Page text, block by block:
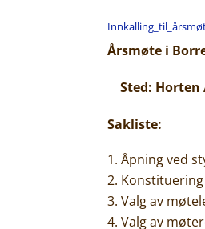
Årsmøte i
Sted: Horten
Sakliste:
Åpning ved
Valg av
Valg av